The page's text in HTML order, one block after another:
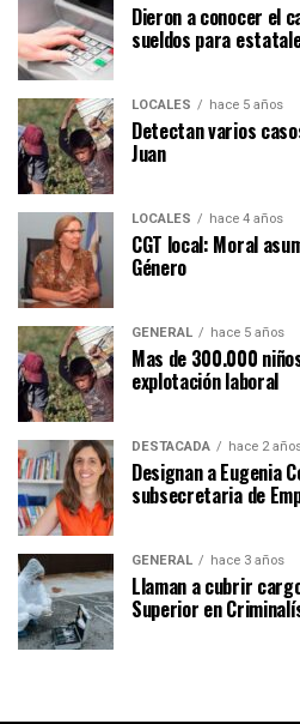
Dieron a conocer el
sueldos para
LOCALES hace 5 años
Detectan varios
Juan
LOCALES hace 4 años
CGT local: Moral
Género
GENERAL hace 5 años
Mas de 300.000
explotación laboral
DESTACADA hace 2
Designan a Eugenia
subsecretaria de
GENERAL hace 3 años
Llaman a cubrir
Superior en